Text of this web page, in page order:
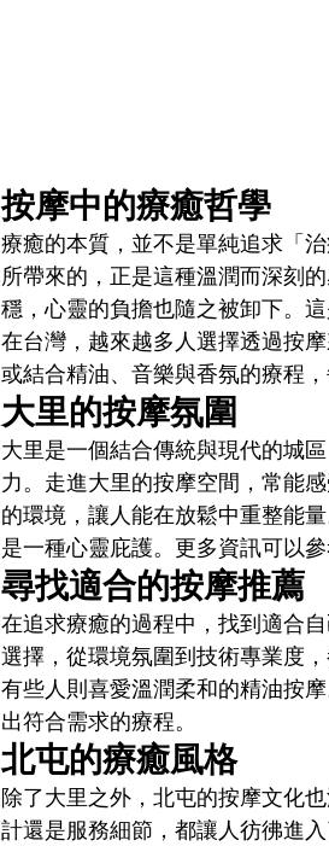
按摩中的療癒哲學
療癒的本質，並不是單純追求「
所帶來的，正是這種溫潤而深刻
穩，心靈的負擔也隨之被卸下。
在台灣，越來越多人選擇透過按
或結合精油、音樂與香氛的療程
大里的按摩氛圍
大里是一個結合傳統與現代的城
力。走進大里的按摩空間，常能
的環境，讓人能在放鬆中重整能
是一種心靈庇護。更多資訊可以
尋找適合的按摩推薦
在追求療癒的過程中，找到適合
選擇，從環境氛圍到技術專業度
有些人則喜愛溫潤柔和的精油按
出符合需求的療程。
北屯的療癒風格
除了大里之外，北屯的按摩文化
計還是服務細節，都讓人彷彿進